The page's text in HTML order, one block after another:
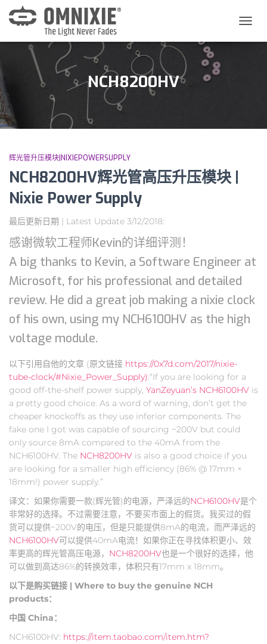
换
NCH8200HV
辉光管升压模块|NIXIEPOWERSUPPLY
NCH8200HV辉光管高压升压模块 |
Nixie Power Supply
最后更新日期 | Latest Update 3/12/2018:
感谢微软工程师Kevin的详细评测！
A big thanks to Kevin, a Software Engineer at
Microsoft, for his professional and detailed
review. He did a great job making a nixie clock
of his own, using my NCH6100HV as the high
voltage module.
以下引用自他的文章 (原文链接 https://0x7d.com/2017/nixie-
tube-clock/#Nixie_Power_Supply):“If you are looking for a
good off-the-shelf power supply, YanZeyuan’s NCH6100HV is
a pretty good choice. As a word of warning, don’t get the
cheaper knockoffs as they use inferior components. The
fake one I got was capable of sourcing ~200V but could
only source 8mA compared to the 40mA from the
NCH6100HV. The NCH8200HV is also a good choice if you
are looking for a smaller high efficiency (86% @ 17mm ×
18mm!) power supply.”
译文：如果你需要一款(辉光管)的电源，严泽远的NCH6100HV是个
非常好的选择。不过需要注意，不要买市面上的假货。我买过的假
货可以提供~200V的电压，但是只能提供8mA的电流，而严泽远的
NCH6100HV可以提供40mA电流！如果你正在寻找体积更小、效
率更高的辉光管高压电源， NCH8200HV也是一个很好的选择，他
可以做到高达86%的转换效率，体积只有17mm x 18mm。
以下是购买链接 | Where to buy the genuine NCH
products：
中国 China：
NCH6100HV: https://item.taobao.com/item.htm?